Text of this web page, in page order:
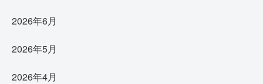
2026年6月
2026年5月
2026年4月